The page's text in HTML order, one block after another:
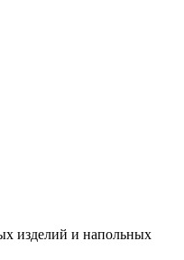
изделий и напольных